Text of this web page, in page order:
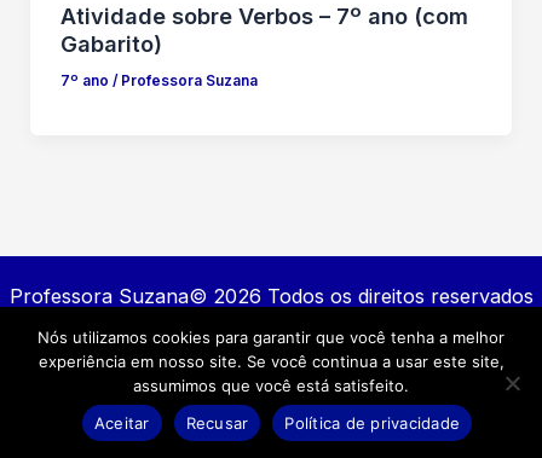
Atividade sobre Verbos – 7º ano (com
Gabarito)
7º ano / Professora Suzana
Professora Suzana© 2026 Todos os direitos reservados
Contato
Política de privacidade
Termos e Condições
Nós utilizamos cookies para garantir que você tenha a melhor
experiência em nosso site. Se você continua a usar este site,
assumimos que você está satisfeito.
Aceitar
Recusar Política de privacidade